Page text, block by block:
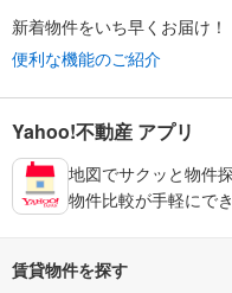
新着物件をいち早くお届け！
便利な機能のご紹介
Yahoo!不動産 アプリ
地図でサクッと物件
物件比較が手軽にで
賃貸物件を探す